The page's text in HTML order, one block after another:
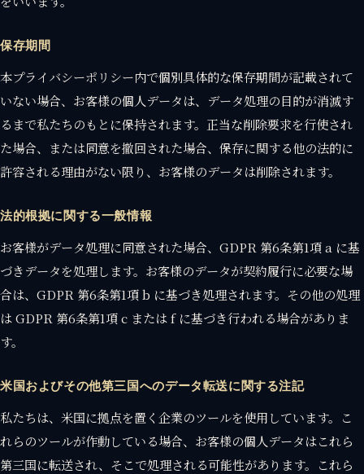
保存期間
本プライバシーポリシー内で個別具体的な保存期間が記載されて
いない場合、お客様の個人データは、データ処理の目的が消滅す
るまで私たちのもとに保持されます。正当な削除要求を行使され
た場合、または同意を撤回された場合、保存に関する他の法的に
許容される理由がない限り、お客様のデータは削除されます。
法的根拠に関する一般情報
お客様がデータ処理に同意された場合、GDPR 第6条第1項 a に基
づきデータを処理します。お客様のデータが契約履行に必要な場
合は、GDPR 第6条第1項 b に基づき処理されます。その他の処理
は GDPR 第6条第1項 c または f に基づき行われる場合がありま
す。
米国およびその他第三国へのデータ転送に関する注記
私たちは、米国に拠点を置く企業のツールを使用しています。こ
れらのツールが作動している場合、お客様の個人データはこれら
第三国に転送され、そこで処理される可能性があります。これら